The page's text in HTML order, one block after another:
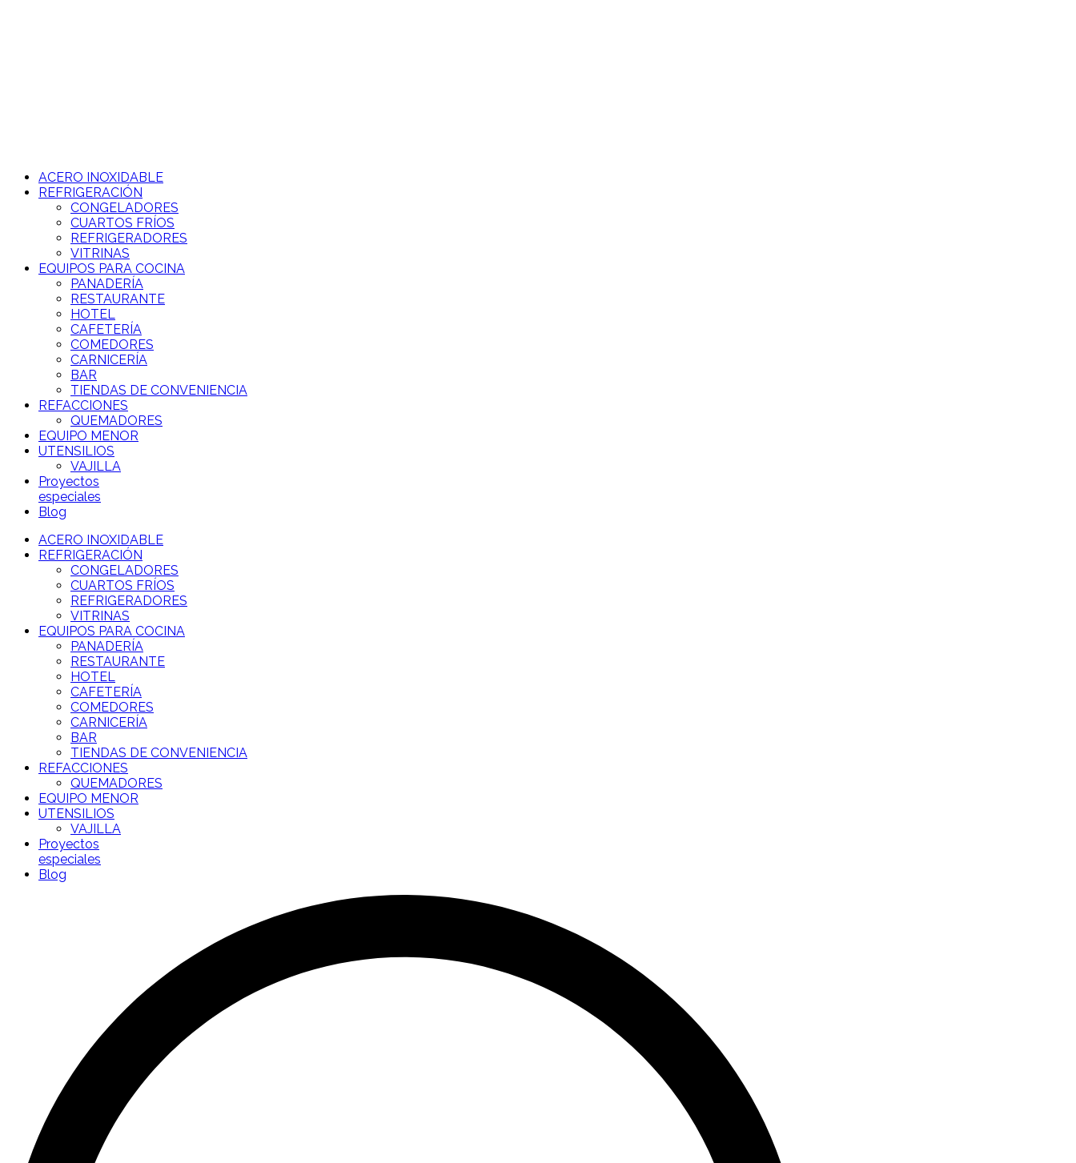
ACERO INOXIDABLE
REFRIGERACIÓN
CONGELADORES
CUARTOS FRÍOS
REFRIGERADORES
VITRINAS
EQUIPOS PARA COCINA
PANADERÍA
RESTAURANTE
HOTEL
CAFETERÍA
COMEDORES
CARNICERÍA
BAR
TIENDAS DE CONVENIENCIA
REFACCIONES
QUEMADORES
EQUIPO MENOR
UTENSILIOS
VAJILLA
Proyectos
especiales
Blog
ACERO INOXIDABLE
REFRIGERACIÓN
CONGELADORES
CUARTOS FRÍOS
REFRIGERADORES
VITRINAS
EQUIPOS PARA COCINA
PANADERÍA
RESTAURANTE
HOTEL
CAFETERÍA
COMEDORES
CARNICERÍA
BAR
TIENDAS DE CONVENIENCIA
REFACCIONES
QUEMADORES
EQUIPO MENOR
UTENSILIOS
VAJILLA
Proyectos
especiales
Blog